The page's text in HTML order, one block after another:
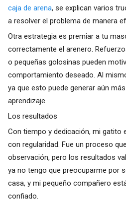
caja de arena, se explican varios
a resolver el problema de manera
Otra estrategia es premiar a tu
correctamente el arenero.
o pequeñas golosinas pueden
comportamiento deseado. Al
ya que esto puede generar aún
aprendizaje.
Los resultados
Con tiempo y dedicación, mi gatito
con regularidad. Fue un proceso
observación, pero los resultados
ya no tengo que preocuparme por
casa, y mi pequeño compañero
confiado.